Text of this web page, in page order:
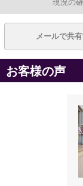
現況の
メールで共
お客様の声